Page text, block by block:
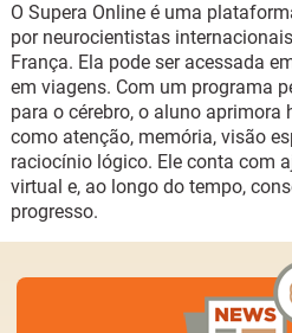
O Supera Online é uma
por neurocientistas
França. Ela pode ser acessada
em viagens. Com um programa
para o cérebro, o aluno
como atenção, memória, visão
raciocínio lógico. Ele conta com
virtual e, ao longo do tempo,
progresso.